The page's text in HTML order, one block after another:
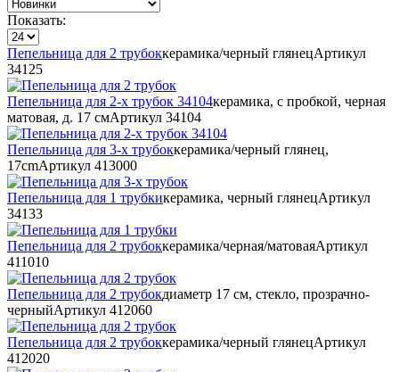
Показать:
Пепельница для 2 трубоккерамика/черный глянецАртикул
34125
Пепельница для 2-х трубок 34104керамика, с пробкой, черная
матовая, д. 17 смАртикул 34104
Пепельница для 3-х трубоккерамика/черный глянец,
17cmАртикул 413000
Пепельница для 1 трубкикерамика, черный глянецАртикул
34133
Пепельница для 2 трубоккерамика/черная/матоваяАртикул
411010
Пепельница для 2 трубокдиаметр 17 см, стекло, прозрачно-
черныйАртикул 412060
Пепельница для 2 трубоккерамика/черный глянецАртикул
412020